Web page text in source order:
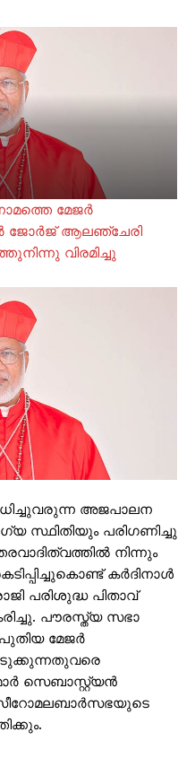
മേജർ
ജോർജ് ആലഞ്ചേരി
വിരമിച്ചു
അജപാലന
സ്ഥിതിയും പരിഗണിച്ചു
നിന്നും
കർദിനാൾ
പരിശുദ്ധ പിതാവ്
പൗരസ്ത്യ സഭാ
പുതിയ മേജർ
സെബാസ്റ്റ്യൻ